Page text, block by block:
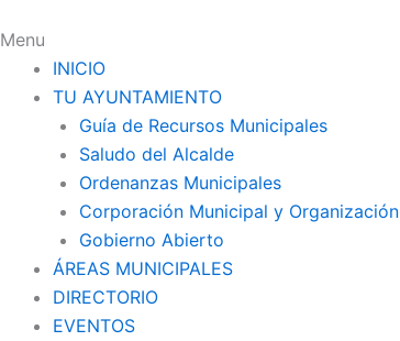
Menu
INICIO
TU AYUNTAMIENTO
Guía de Recursos Municipales
Saludo del Alcalde
Ordenanzas Municipales
Corporación Municipal y Organización
Gobierno Abierto
ÁREAS MUNICIPALES
DIRECTORIO
EVENTOS